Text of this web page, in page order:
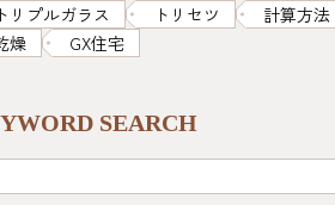
トリプルガラス
トリセツ 計算方法
燥
GX住宅
SEARCH